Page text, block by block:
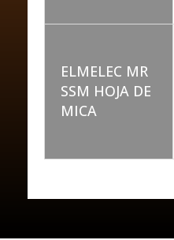
ELMELEC MR
SSM HOJA DE
MICA